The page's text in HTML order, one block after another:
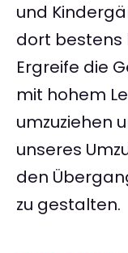
und
dort bestens
Ergreife die
mit hohem
umzuziehen
unseres
den
zu gestalten.